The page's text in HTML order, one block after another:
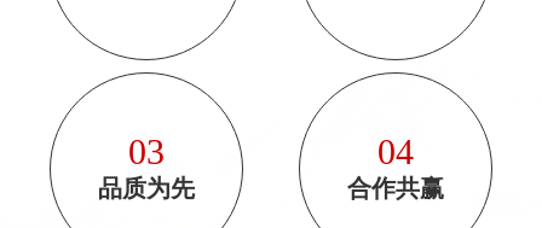
03
品质为先
04
合作共赢